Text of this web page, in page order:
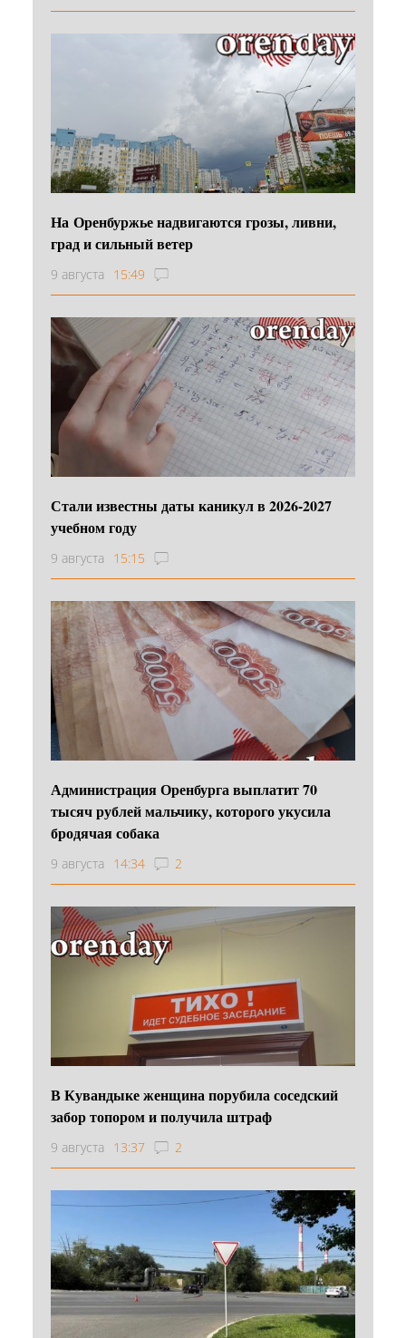
На Оренбуржье надвигаются грозы, ливни,
град и сильный ветер
9 августа 15:49
Стали известны даты каникул в 2026-2027
учебном году
9 августа 15:15
Администрация Оренбурга выплатит 70
тысяч рублей мальчику, которого укусила
бродячая собака
9 августа 14:34 2
В Кувандыке женщина порубила соседский
забор топором и получила штраф
9 августа 13:37 2